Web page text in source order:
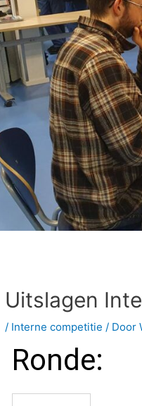
Uitslagen
/ Interne competitie / Door
Ronde: